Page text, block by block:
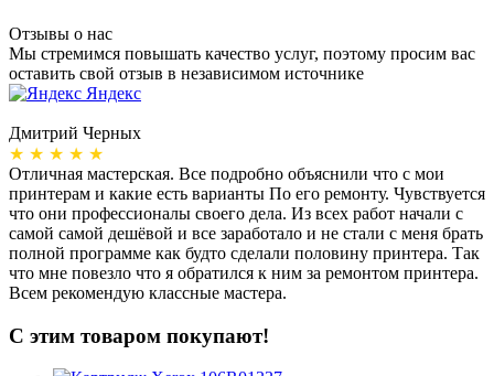
Отзывы о нас
Мы стремимся повышать качество услуг, поэтому просим вас
оставить свой отзыв в независимом источнике
Яндекс
Дмитрий Черных
★ ★ ★ ★ ★
Отличная мастерская. Все подробно объяснили что с мои
принтерам и какие есть варианты По его ремонту. Чувствуется
что они профессионалы своего дела. Из всех работ начали с
самой самой дешёвой и все заработало и не стали с меня брать
полной программе как будто сделали половину принтера. Так
что мне повезло что я обратился к ним за ремонтом принтера.
Всем рекомендую классные мастера.
С этим товаром покупают!